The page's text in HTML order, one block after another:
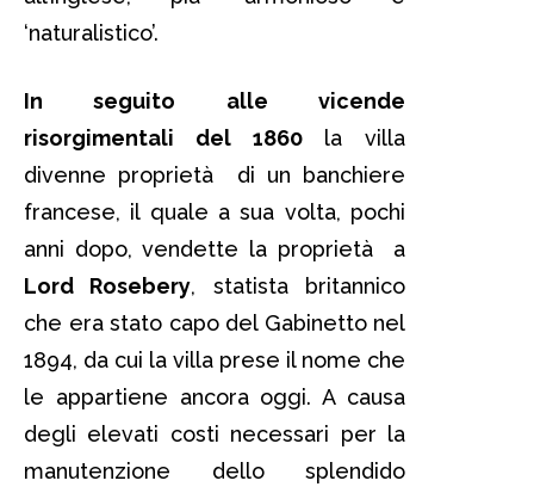
‘naturalistico’.
In seguito alle vicende
risorgimentali del 1860la villa
divenne proprietà di un banchiere
francese, il quale a sua volta, pochi
anni dopo, vendette la proprietà a
Lord Rosebery, statista britannico
che era stato capo del Gabinetto nel
1894, da cui la villa prese il nome che
le appartiene ancora oggi. A causa
degli elevati costi necessari per la
manutenzione dello splendido